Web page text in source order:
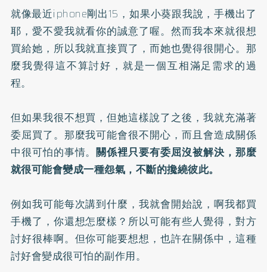
就像最近iphone剛出15，如果小葵跟我說，手機出了
耶，愛不愛我就看你的誠意了喔。然而我本來就很想
買給她，所以我就直接買了，而她也覺得很開心。那
麼我覺得這不算討好，就是一個互相滿足需求的過
程。
但如果我很不想買，但她這樣說了之後，我就充滿著
委屈買了。那麼我可能會很不開心，而且會造成關係
中很可怕的事情。關係裡只要有委屈沒被解決，那麼
就很可能會變成一種怨氣，不斷的攙繞彼此。
例如我可能每次講到什麼，我就會開始說，啊我都買
手機了，你還想怎麼樣？所以可能有些人覺得，對方
討好很棒啊。但你可能要想想，也許在關係中，這種
討好會變成很可怕的副作用。